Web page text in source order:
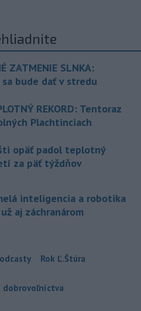
ZATMENIE SLNKA:
sa bude dať v stredu
REKORD: Tentoraz
Plachtinciach
opäť padol teplotný
za päť týždňov
inteligencia a robotika
aj záchranárom
Rok Ľ.Štúra
dobrovoľníctva